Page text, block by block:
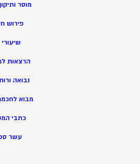
מוסר
פירוש
הרצאות
נבואה
מבוא
כתבי
עשר